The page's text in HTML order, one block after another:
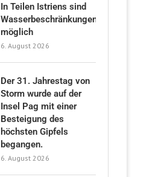
In Teilen Istriens sind
Wasserbeschränkungen
möglich
6. August 2026
Der 31. Jahrestag von
Storm wurde auf der
Insel Pag mit einer
Besteigung des
höchsten Gipfels
begangen.
6. August 2026